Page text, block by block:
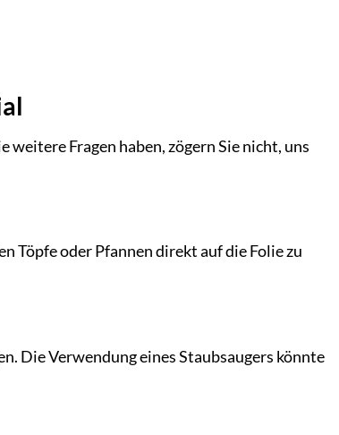
Fragen haben, zögern Sie nicht, uns
Töpfe oder Pfannen direkt auf die Folie zu
Die Verwendung eines Staubsaugers könnte